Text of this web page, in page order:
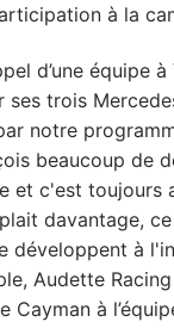
à la
d’une équipe
ses trois
notre
beaucoup de
et c'est toujours
davantage,
développent à
Audette
Cayman à